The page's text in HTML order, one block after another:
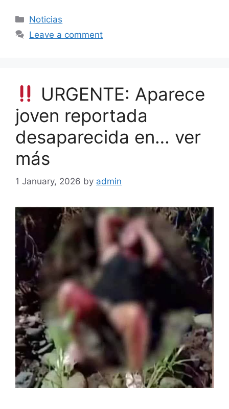
Categories
Noticias
Leave a comment
URGENTE: Aparece
joven reportada
desaparecida en… ver
más
1 January, 2026 by admin